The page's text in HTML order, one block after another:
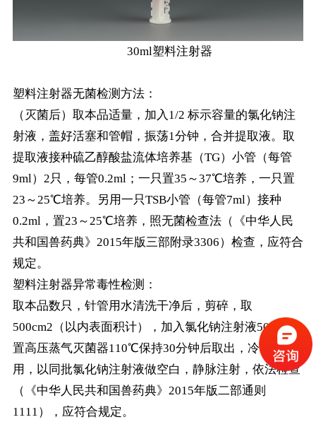
30ml塑料注射器
塑料注射器无菌检测方法：
（灭菌后）取本品适量，加入1/2 标示容量的氯化钠注
射液，盖好活塞和管帽，振荡1分钟，合并提取液。取
提取液接种硫乙醇酸盐流体培养基（TG）小管（每管
9ml）2只，每管0.2ml；一只置35～37℃培养，一只置
23～25℃培养。另用一只TSB小管（每管7ml）接种
0.2ml，置23～25℃培养，照无菌检查法（《中华人民
共和国兽药典》2015年版三部附录3306）检查，应符合
规定。
塑料注射器异常毒性检测：
取本品数只，针管用水清洗干净后，剪碎，取
500cm2（以内表面积计），加入氯化钠注射液50ml，
置高压蒸气灭菌器110℃保持30分钟后取出，冷却后备
用，以同批氯化钠注射液做空白，静脉注射，依法检查
（《中华人民共和国兽药典》2015年版二部通则
1111），应符合规定。